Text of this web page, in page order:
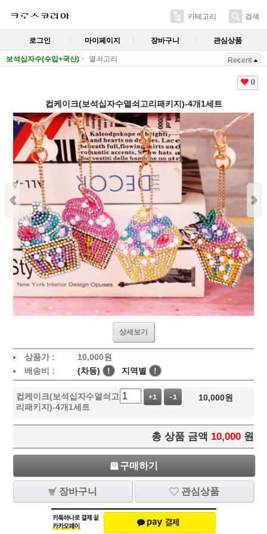
카테고리 검색
로그인 마이페이지 장바구니 관심상품
보석십자수(수입+국산) 열쇠고리 Recent
0
컵케이크(보석십자수열쇠고리패키지)-4개1세트
상세보기
상품가 : 10,000원
배송비 :
(차등) ! 지역별 !
컵케이크(보석십자수열쇠고
리패키지)-4개1세트
+1 -1 10,000원
총 상품 금액 10,000 원
구매하기
장바구니 관심상품